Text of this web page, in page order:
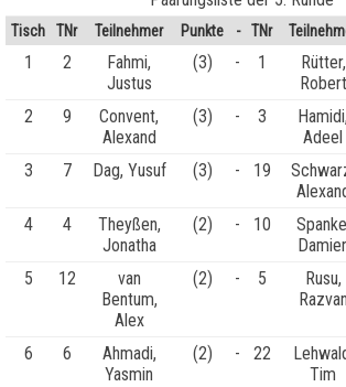
Tisch TNr Teilnehmer Punkte - TNr
1 2
Fahmi,
Justus
(3) - 1
Rütter,
Robert
2 9
Convent,
Alexand
(3) - 3
Hamidi,
Adeel
3 7 Dag, Yusuf (3) - 19
4 4
Theyßen,
Jonatha
(2) - 10
5 12
van
Bentum,
Alex
(2) - 5
Rusu,
Razvan
6 6
Ahmadi,
Yasmin
(2) - 22
Tim